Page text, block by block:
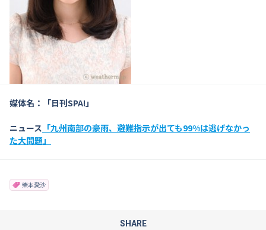
媒体名：「日刊SPA!」
ニュース 「九州南部の豪雨、避難指示が出ても99%は逃げなかっ
た大問題」
柴本愛沙
SHARE